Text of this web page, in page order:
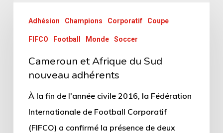
Adhésion Champions Corporatif Coupe
FIFCO Football Monde Soccer
Cameroun et Afrique du Sud
nouveau adhérents
À la fin de l'année civile 2016, la Fédération
Internationale de Football Corporatif
(FIFCO) a confirmé la présence de deux